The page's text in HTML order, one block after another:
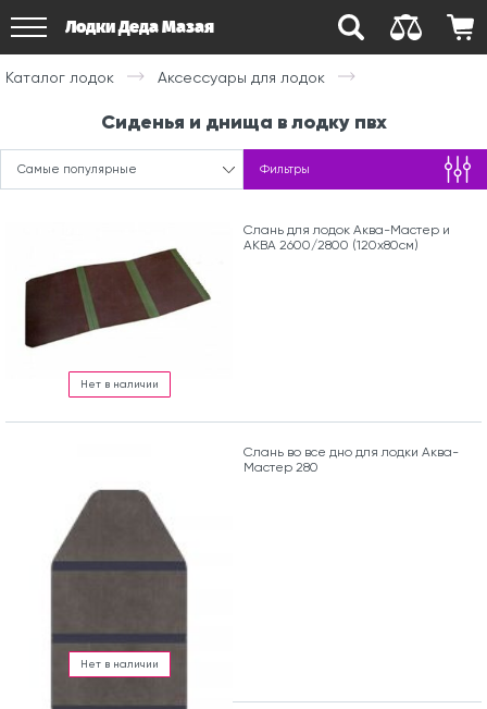
Лодки Деда Мазая
Каталог лодок Аксессуары для лодок
Сиденья и днища в лодку пвх
Самые популярные Фильтры
Нет в наличии
Слань для лодок Аква-Мастер и
АКВА 2600/2800 (120х80см)
Нет в наличии
Слань во все дно для лодки Аква-
Мастер 280